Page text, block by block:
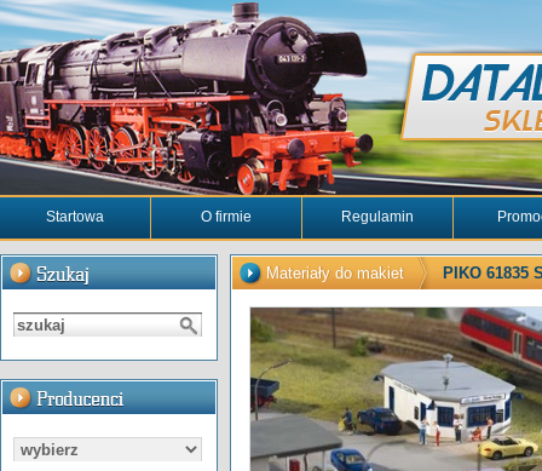
Startowa O firmie Regulamin
Materiały do makiet PIKO 61835